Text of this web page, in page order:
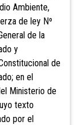
Ambiente,
de ley Nº
de la
y
de
en el
Ministerio de
texto
por el